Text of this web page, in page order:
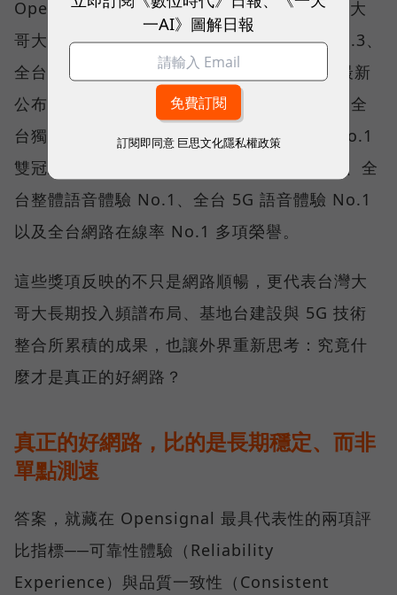
Opensignal 公布的評比結果。今年初，台灣大
哥大不僅率先奪下「 4G／5G 在線率全球 No.3、
全台 No.1 」國際級榮譽，在 Opensignal 最新
公布的台灣行動網路體驗報告中，更一舉斬獲全
台獨有的「可靠性體驗」與「品質一致性」No.1
雙冠王，同時，包辦全台整體影音體驗 No.1、全
台整體語音體驗 No.1、全台 5G 語音體驗 No.1
以及全台網路在線率 No.1 多項榮譽。
這些獎項反映的不只是網路順暢，更代表台灣大
哥大長期投入頻譜布局、基地台建設與 5G 技術
整合所累積的成果，也讓外界重新思考：究竟什
麼才是真正的好網路？
真正的好網路，比的是長期穩定、而非
單點測速
答案，就藏在 Opensignal 最具代表性的兩項評
比指標──可靠性體驗（Reliability
Experience）與品質一致性（Consistent
一AI》圖解日報
訂閱即同意 巨思文化隱私權政策